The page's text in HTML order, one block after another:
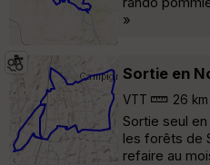
»
Sortie en
VTT 26
Sortie seul
les forêts de
refaire au